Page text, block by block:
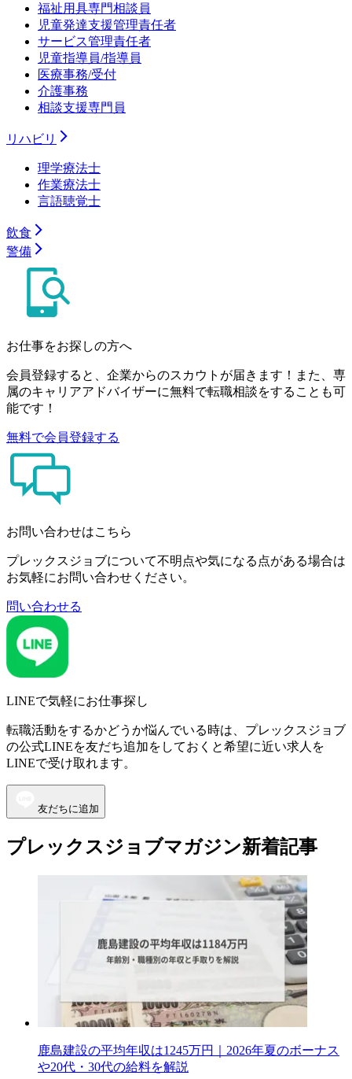
福祉用具専門相談員
児童発達支援管理責任者
サービス管理責任者
児童指導員/指導員
医療事務/受付
介護事務
相談支援専門員
リハビリ
理学療法士
作業療法士
言語聴覚士
飲食
警備
お仕事をお探しの方へ
会員登録すると、企業からのスカウトが届きます！また、専
属のキャリアアドバイザーに無料で転職相談をすることも可
能です！
無料で会員登録する
お問い合わせはこちら
プレックスジョブについて不明点や気になる点がある場合は
お気軽にお問い合わせください。
問い合わせる
LINEで気軽にお仕事探し
転職活動をするかどうか悩んでいる時は、プレックスジョブ
の公式LINEを友だち追加をしておくと希望に近い求人を
LINEで受け取れます。
友だちに追加
プレックスジョブマガジン新着記事
鹿島建設の平均年収は1245万円｜2026年夏のボーナス
や20代・30代の給料を解説